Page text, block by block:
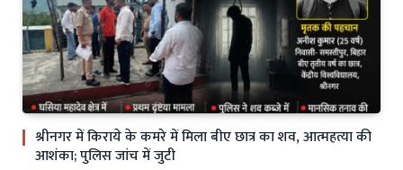
श्रीनगर में किराये के कमरे में मिला बीए छात्र का शव, आत्महत्या की
आशंका; पुलिस जांच में जुटी